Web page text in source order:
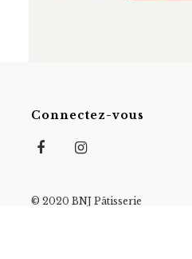
Connectez-vous
© 2020 BNJ Pâtisserie